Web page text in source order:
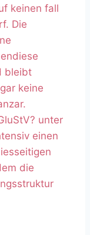
keinen fall
Die
bleibt
keine
unter
einen
die